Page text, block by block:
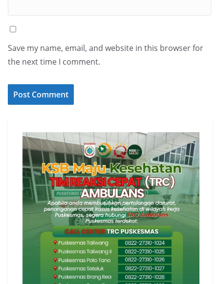
Save my name, email, and website in this browser for
the next time I comment.